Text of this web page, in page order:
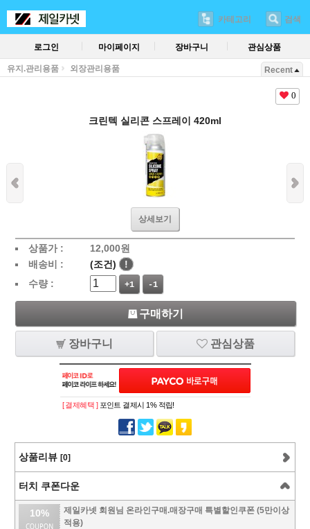
카테고리 검색
로그인 마이페이지 장바구니 관심상품
유지.관리용품 외장관리용품 Recent
0
크린텍 실리콘 스프레이 420ml
상세보기
상품가 : 12,000원
배송비 :
(조건)
!
수량 :
+1 -1
구매하기
장바구니 관심상품
[ 결제혜택 ] 포인트 결제시 1% 적립!
상품리뷰 [0]
터치 쿠폰다운
10%
제일카넷 회원님 온라인구매.매장구매 특별할인쿠폰 (5만이상
적용)